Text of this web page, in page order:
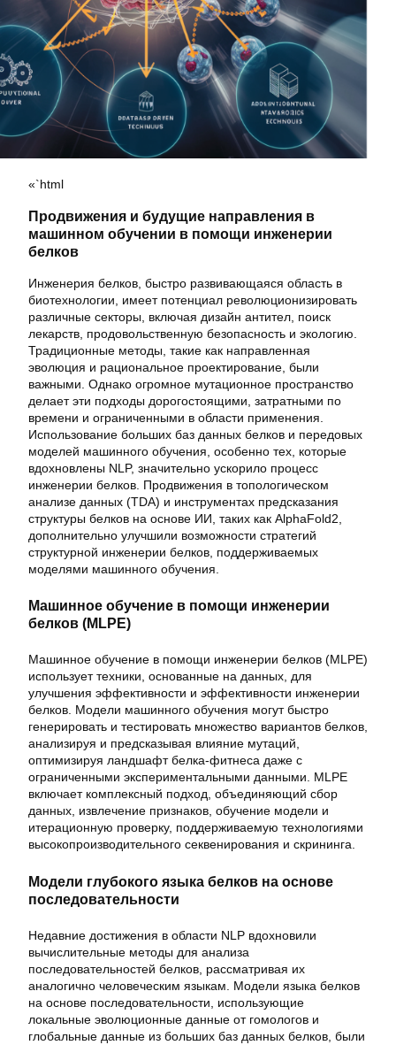
«`html
Продвижения и будущие направления в
машинном обучении в помощи инженерии
белков
Инженерия белков, быстро развивающаяся область в
биотехнологии, имеет потенциал революционизировать
различные секторы, включая дизайн антител, поиск
лекарств, продовольственную безопасность и экологию.
Традиционные методы, такие как направленная
эволюция и рациональное проектирование, были
важными. Однако огромное мутационное пространство
делает эти подходы дорогостоящими, затратными по
времени и ограниченными в области применения.
Использование больших баз данных белков и передовых
моделей машинного обучения, особенно тех, которые
вдохновлены NLP, значительно ускорило процесс
инженерии белков. Продвижения в топологическом
анализе данных (TDA) и инструментах предсказания
структуры белков на основе ИИ, таких как AlphaFold2,
дополнительно улучшили возможности стратегий
структурной инженерии белков, поддерживаемых
моделями машинного обучения.
Машинное обучение в помощи инженерии
белков (MLPE)
Машинное обучение в помощи инженерии белков (MLPE)
использует техники, основанные на данных, для
улучшения эффективности и эффективности инженерии
белков. Модели машинного обучения могут быстро
генерировать и тестировать множество вариантов белков,
анализируя и предсказывая влияние мутаций,
оптимизируя ландшафт белка-фитнеса даже с
ограниченными экспериментальными данными. MLPE
включает комплексный подход, объединяющий сбор
данных, извлечение признаков, обучение модели и
итерационную проверку, поддерживаемую технологиями
высокопроизводительного секвенирования и скрининга.
Модели глубокого языка белков на основе
последовательности
Недавние достижения в области NLP вдохновили
вычислительные методы для анализа
последовательностей белков, рассматривая их
аналогично человеческим языкам. Модели языка белков
на основе последовательности, использующие
локальные эволюционные данные от гомологов и
глобальные данные из больших баз данных белков, были